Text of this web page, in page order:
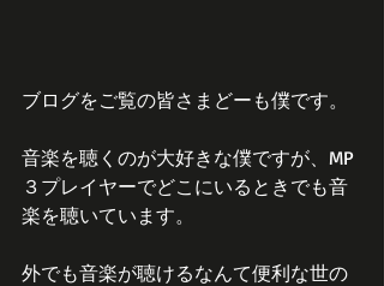
ブログをご覧の皆さまどーも僕です。
音楽を聴くのが大好きな僕ですが、MP
３プレイヤーでどこにいるときでも音
楽を聴いています。
外でも音楽が聴けるなんて便利な世の